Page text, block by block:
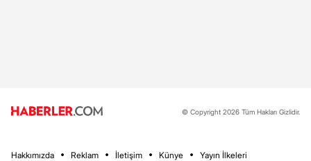
© Copyright 2026 Tüm Hakları Gizlidir.
Hakkımızda Reklam İletişim Künye Yayın İlkeleri